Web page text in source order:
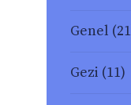
Genel
Gezi (11)